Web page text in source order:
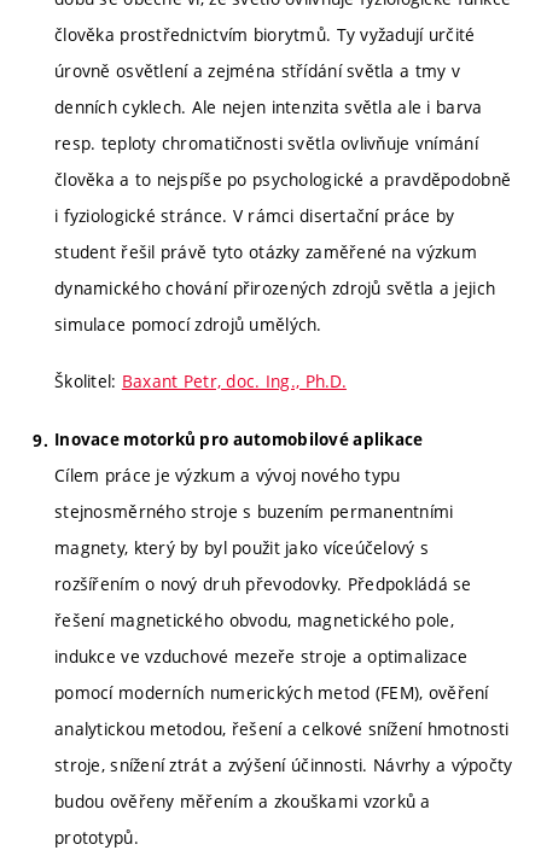
člověka prostřednictvím biorytmů. Ty vyžadují určité
úrovně osvětlení a zejména střídání světla a tmy v
denních cyklech. Ale nejen intenzita světla ale i barva
resp. teploty chromatičnosti světla ovlivňuje vnímání
člověka a to nejspíše po psychologické a pravděpodobně
i fyziologické stránce. V rámci disertační práce by
student řešil právě tyto otázky zaměřené na výzkum
dynamického chování přirozených zdrojů světla a jejich
simulace pomocí zdrojů umělých.
Školitel: Baxant Petr, doc. Ing., Ph.D.
Inovace motorků pro automobilové aplikace
Cílem práce je výzkum a vývoj nového typu
stejnosměrného stroje s buzením permanentními
magnety, který by byl použit jako víceúčelový s
rozšířením o nový druh převodovky. Předpokládá se
řešení magnetického obvodu, magnetického pole,
indukce ve vzduchové mezeře stroje a optimalizace
pomocí moderních numerických metod (FEM), ověření
analytickou metodou, řešení a celkové snížení hmotnosti
stroje, snížení ztrát a zvýšení účinnosti. Návrhy a výpočty
budou ověřeny měřením a zkouškami vzorků a
prototypů.